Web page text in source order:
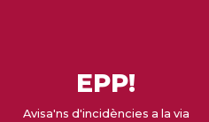
EPP!
Avisa'ns d'incidències a la via